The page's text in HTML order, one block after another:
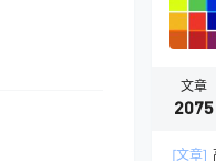
文章
2075
[文章]